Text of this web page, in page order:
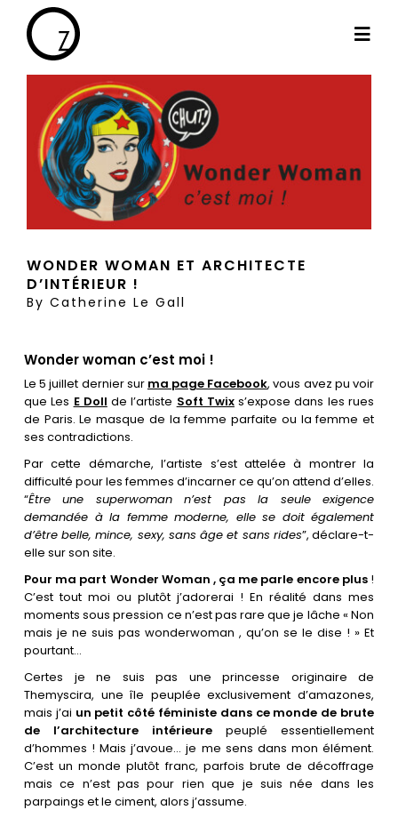
Passer
contenu
By Cath
Les projets
Haut de gamme
Le blog
Les villes
Contact
WONDER WOMAN ET ARCHITECTE
D’INTÉRIEUR !
By Catherine Le Gall
Wonder woman c’est moi !
Le 5 juillet dernier sur ma page Facebook, vous avez pu voir
que Les E Doll de l’artiste Soft Twixs’expose dans les rues
de Paris. Le masque de la femme parfaite ou la femme et
ses contradictions.
Par cette démarche, l’artiste s’est attelée à montrer la
difficulté pour les femmes d’incarner ce qu’on attend d’elles.
“Être une superwoman n’est pas la seule exigence
demandée à la femme moderne, elle se doit également
d’être belle, mince, sexy, sans âge et sans rides”, déclare-t-
elle sur son site.
Pour ma part Wonder Woman , ça me parle encore plus !
C’est tout moi ou plutôt j’adorerai ! En réalité dans mes
moments sous pression ce n’est pas rare que je lâche « Non
mais je ne suis pas wonderwoman , qu’on se le dise ! » Et
pourtant…
Certes je ne suis pas une princesse originaire de
Themyscira, une île peuplée exclusivement d’amazones,
mais j’ai un petit côté féministe dans ce monde de brute
de l’architecture intérieure peuplé essentiellement
d’hommes ! Mais j’avoue… je me sens dans mon élément.
C’est un monde plutôt franc, parfois brute de décoffrage
mais ce n’est pas pour rien que je suis née dans les
parpaings et le ciment, alors j’assume.